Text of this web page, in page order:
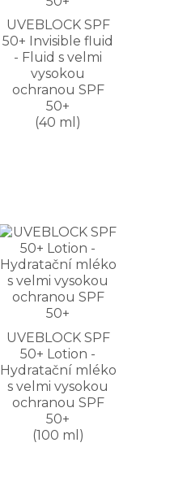
UVEBLOCK SPF
50+ Invisible fluid
- Fluid s velmi
vysokou
ochranou SPF
50+
(40 ml)
UVEBLOCK SPF
50+ Lotion -
Hydratační mléko
s velmi vysokou
ochranou SPF
50+
(100 ml)